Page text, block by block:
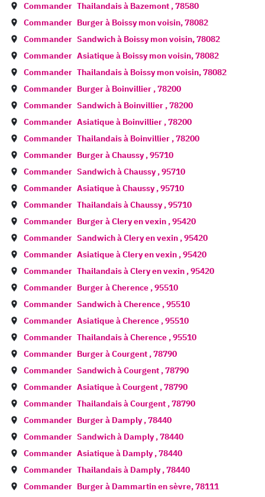
Commander Thailandais à Bazemont ,78580
Commander Burger à Boissy mon voisin,78082
Commander Sandwich à Boissy mon voisin,78082
Commander Asiatique à Boissy mon voisin,78082
Commander Thailandais à Boissy mon voisin,78082
Commander Burger à Boinvillier ,78200
Commander Sandwich à Boinvillier ,78200
Commander Asiatique à Boinvillier ,78200
Commander Thailandais à Boinvillier ,78200
Commander Burger àChaussy,95710
Commander Sandwich àChaussy,95710
Commander Asiatique àChaussy,95710
Commander Thailandais àChaussy,95710
Commander Burger àClery en vexin ,95420
Commander Sandwich àClery en vexin ,95420
Commander Asiatique àClery en vexin ,95420
Commander Thailandais àClery en vexin ,95420
Commander Burger àCherence ,95510
Commander Sandwich àCherence ,95510
Commander Asiatique àCherence ,95510
Commander Thailandais àCherence ,95510
Commander Burger àCourgent ,78790
Commander Sandwich àCourgent ,78790
Commander Asiatique àCourgent ,78790
Commander Thailandais àCourgent ,78790
Commander Burger à Damply,78440
Commander Sandwich à Damply,78440
Commander Asiatique à Damply,78440
Commander Thailandais à Damply,78440
Commander Burger à Dammartin en sèvre,78111